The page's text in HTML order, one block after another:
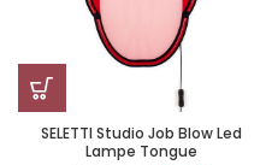
SELETTI Studio Job Blow Led
Lampe Tongue